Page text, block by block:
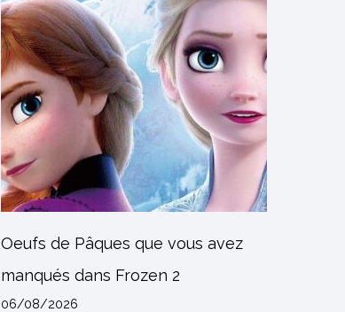
Oeufs de Pâques que vous avez
manqués dans Frozen 2
06/08/2026